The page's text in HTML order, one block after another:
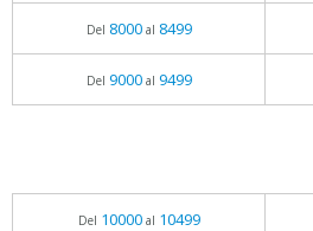
Del 8000al 8499
Del 9000al 9499
Del 10000al 10499